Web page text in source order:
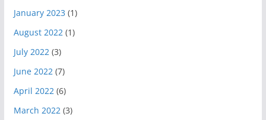
January 2023 (1)
August 2022(1)
July 2022(3)
June 2022(7)
April 2022(6)
March 2022(3)